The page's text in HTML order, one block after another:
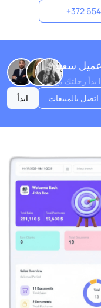
+372
ابدأ
اتصل بالمبيعات